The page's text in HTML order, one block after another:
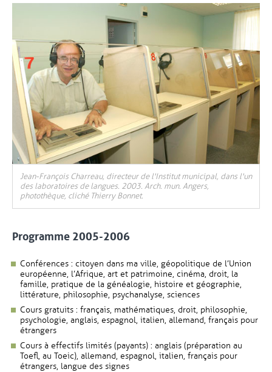
Jean-François Charreau, directeur de l'Institut municipal, dans l'un
des laboratoires de langues. 2003. Arch. mun. Angers,
photothèque, cliché Thierry Bonnet.
Programme 2005-2006
Conférences : citoyen dans ma ville, géopolitique de l’Union
européenne, l’Afrique, art et patrimoine, cinéma, droit, la
famille, pratique de la généalogie, histoire et géographie,
littérature, philosophie, psychanalyse, sciences
Cours gratuits : français, mathématiques, droit, philosophie,
psychologie, anglais, espagnol, italien, allemand, français pour
étrangers
Cours à effectifs limités (payants) : anglais (préparation au
Toefl, au Toeic), allemand, espagnol, italien, français pour
étrangers, langue des signes